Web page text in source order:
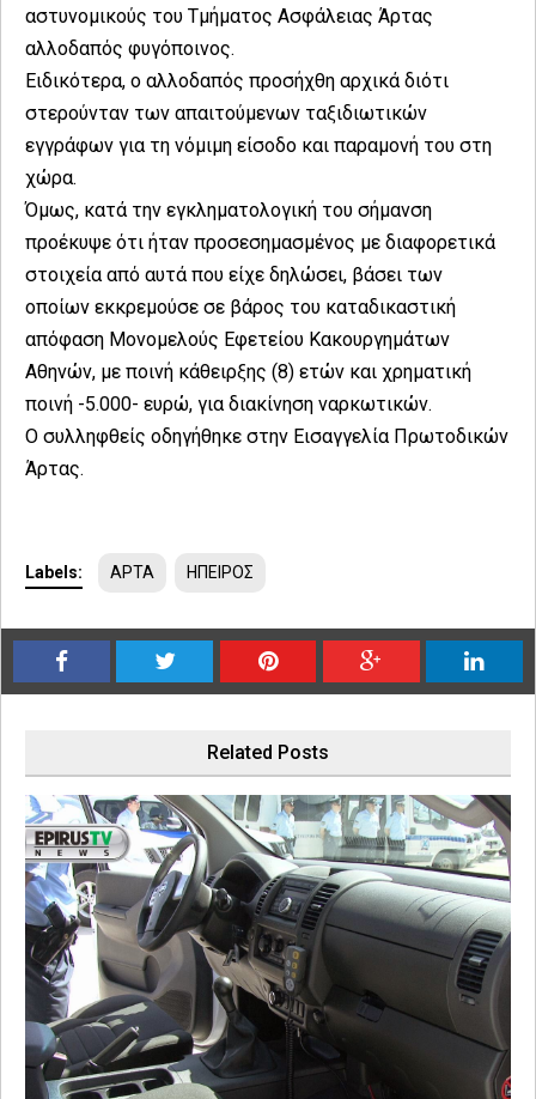
αστυνομικούς του Τμήματος Ασφάλειας Άρτας
αλλοδαπός φυγόποινος.
Ειδικότερα, ο αλλοδαπός προσήχθη αρχικά διότι
στερούνταν των απαιτούμενων ταξιδιωτικών
εγγράφων για τη νόμιμη είσοδο και παραμονή του στη
χώρα.
Όμως, κατά την εγκληματολογική του σήμανση
προέκυψε ότι ήταν προσεσημασμένος με διαφορετικά
στοιχεία από αυτά που είχε δηλώσει, βάσει των
οποίων εκκρεμούσε σε βάρος του καταδικαστική
απόφαση Μονομελούς Εφετείου Κακουργημάτων
Αθηνών, με ποινή κάθειρξης (8) ετών και χρηματική
ποινή -5.000- ευρώ, για διακίνηση ναρκωτικών.
Ο συλληφθείς οδηγήθηκε στην Εισαγγελία Πρωτοδικών
Άρτας.
Labels: ΑΡΤΑ ΗΠΕΙΡΟΣ
Related Posts